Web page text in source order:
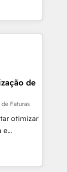
you with
largest
across
all
for
paid
de
Faturas
otimizar
e
para